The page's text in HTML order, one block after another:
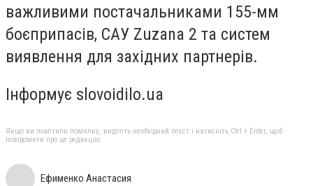
важливими постачальниками 155-мм
боєприпасів, САУ Zuzana 2 та систем
виявлення для західних партнерів.
Інформує slovoidilo.ua
Якщо ви помітили помилку, виділіть необхідний текст і натисніть Ctrl + Enter, щоб
повідомити про це редакцію
Ефименко Анастасия